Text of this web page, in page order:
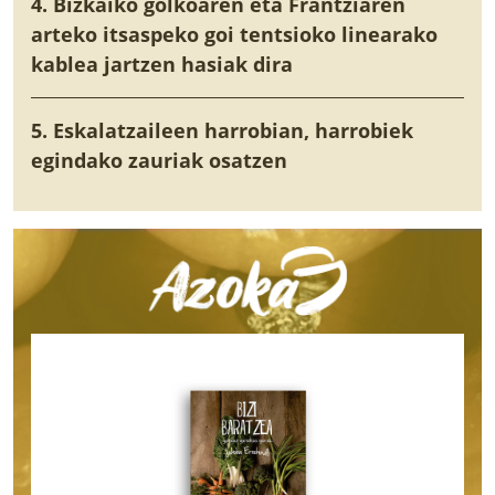
arteko itsaspeko goi tentsioko linearako
kablea jartzen hasiak dira
5. Eskalatzaileen harrobian, harrobiek
egindako zauriak osatzen